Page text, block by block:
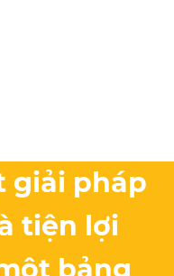
giải pháp
tiện lợi
bảng